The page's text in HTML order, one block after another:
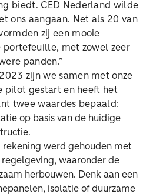
biedt. CED Nederland wilde
ons aangaan. Net als 20 van
zij een mooie
portefeuille, met zowel zeer
panden.”
zijn we samen met onze
pilot gestart en heeft het
twee waardes bepaald:
op basis van de huidige
werd gehouden met
waaronder de
herbouwen. Denk aan een
isolatie of duurzame